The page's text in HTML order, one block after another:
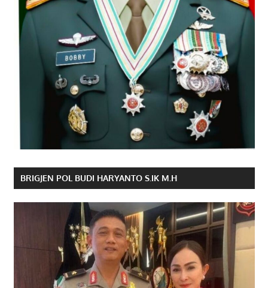
BRIGJEN POL BUDI HARYANTO S.IK M.H